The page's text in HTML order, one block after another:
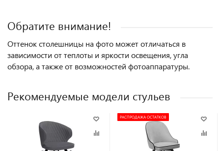
Обратите внимание!
Оттенок столешницы на фото может отличаться в
зависимости от теплоты и яркости освещения, угла
обзора, а также от возможностей фотоаппаратуры.
Рекомендуемые модели стульев
РАСПРОДАЖА ОСТАТКОВ